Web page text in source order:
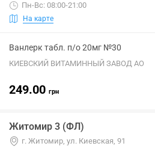
Пн-Вс: 08:00-21:00
На карте
Ванлерк табл. п/о 20мг №30
КИЕВСКИЙ ВИТАМИННЫЙ ЗАВОД АО
249.00 грн
Житомир 3 (ФЛ)
г. Житомир, ул. Киевская, 91